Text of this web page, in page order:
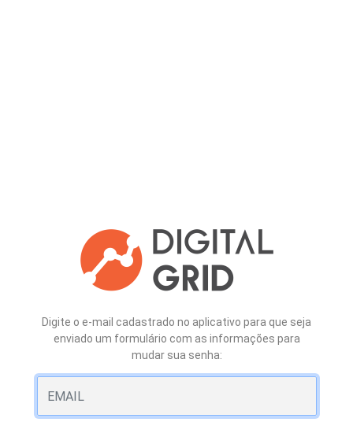
Digite o e-mail cadastrado no aplicativo para que seja
enviado um formulário com as informações para
mudar sua senha: